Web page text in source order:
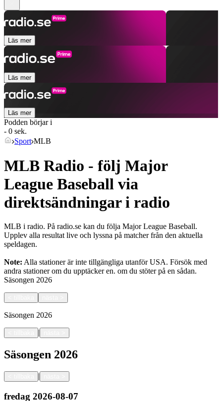
Läs mer
Läs mer
Läs mer
Podden börjar i
- 0 sek.
Sport MLB
MLB Radio - följ Major
League Baseball via
direktsändningar i radio
MLB i radio. På radio.se kan du följa Major League Baseball.
Upplev alla resultat live och lyssna på matcher från den aktuella
speldagen.
Note: Alla stationer är inte tillgängliga utanför USA. Försök med
andra stationer om du upptäcker en. om du stöter på en sådan.
Säsongen 2026
Säsongen 2026
|
Säsongen 2026
|
fredag 2026-08-07